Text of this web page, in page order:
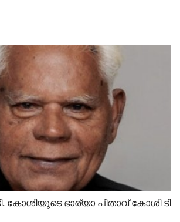
ഭാര്യാ പിതാവ് കോശി ടി